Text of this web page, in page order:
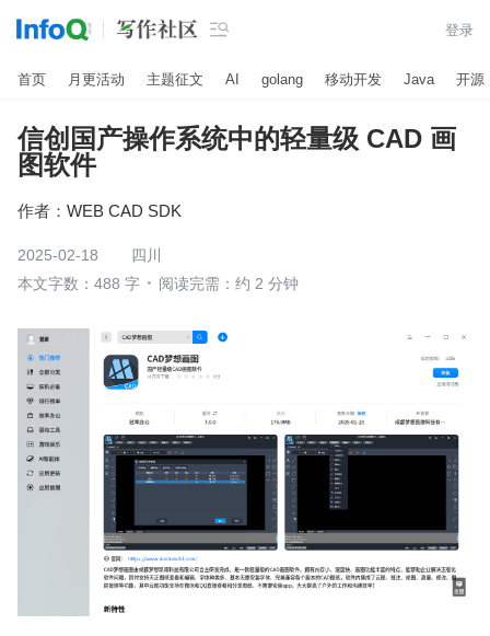
 登录
首页 月更活动 主题征文 AI golang 移动开发 Java 开源
信创国产操作系统中的轻量级 CAD 画
图软件
作者： WEB CAD SDK
2025-02-18
四川
本文字数：488 字
阅读完需：约 2 分钟